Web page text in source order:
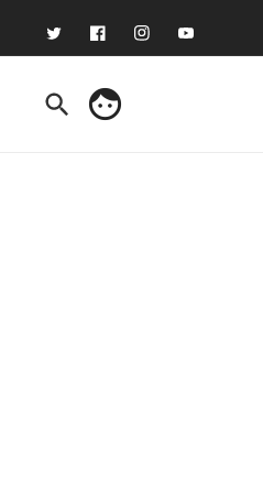
TwitterFacebook
Instagram
YouTube
face
Accedi